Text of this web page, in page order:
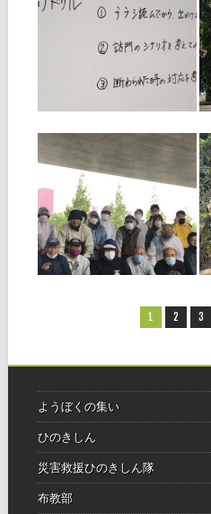
立教185年 全教一斉
にをいがけデー 開催
◆筑紫支部 筑紫支部では９
月28日、外に出ない「にをい
どを利用し、「身近な人へ御
教えを伝えよう」を実践し
例会にて、28日に向けて「身
2022.04.30
立教185年 全教一斉
ひのきしんデー 提唱
90周年 開催
■福岡東支部 福岡東支部の
ひのきしんデーは４月29日、
福津市の東郷公園と志免町の
特別養護老人ホーム「やすら
ぎの郷」の支部管内2カ所で
天気予報では荒天といわれる
▶
1 2 3
ようぼくの集い
ひのきしん
災害救援ひのきしん隊
布教部